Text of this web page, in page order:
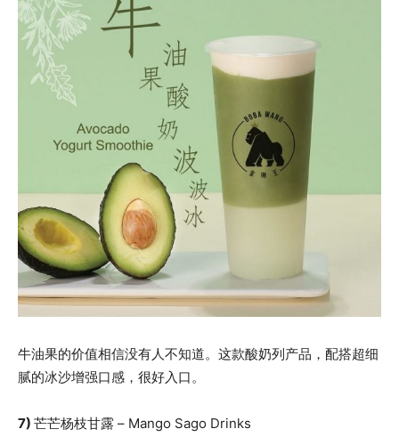
牛油果的价值相信没有人不知道。这款酸奶列产品，配搭超细
腻的冰沙增强口感，很好入口。
7) 芒芒杨枝甘露 – Mango Sago Drinks